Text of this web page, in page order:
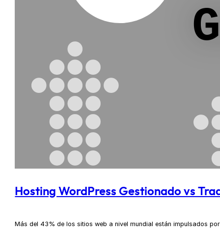
Hosting WordPress Gestionado vs
Más del 43% de los sitios web a nivel mundial están impulsados